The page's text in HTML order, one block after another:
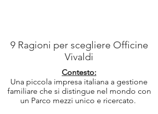
9 Ragioni per scegliere Officine
Vivaldi
Contesto:
Una piccola impresa italiana a gestione
familiare che si distingue nel mondo con
un Parco mezzi unico e ricercato.